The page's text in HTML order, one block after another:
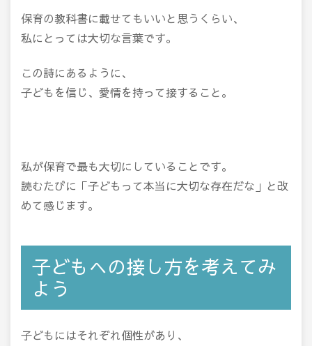
保育の教科書に載せてもいいと思うくらい、
私にとっては大切な言葉です。
この詩にあるように、
子どもを信じ、愛情を持って接すること。
私が保育で最も大切にしていることです。
読むたびに「子どもって本当に大切な存在だな」と改
めて感じます。
子どもへの接し方を考えてみ
よう
子どもにはそれぞれ個性があり、